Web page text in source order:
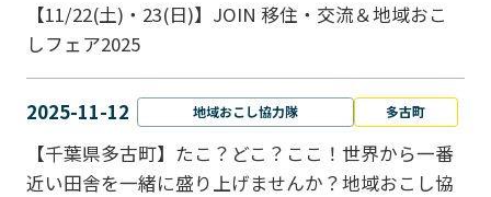
【11/22(土)・23(日)】JOIN 移住・交流＆地域おこ
しフェア2025
2025-11-12 地域おこし協力隊 多古町
【千葉県多古町】たこ？どこ？ここ！世界から一番
近い田舎を一緒に盛り上げませんか？地域おこし協